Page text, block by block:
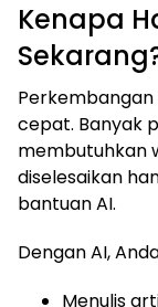
Kenapa
cepat. Banyak
membutuhkan
diselesaikan
bantuan AI.
Dengan AI,
Menulis